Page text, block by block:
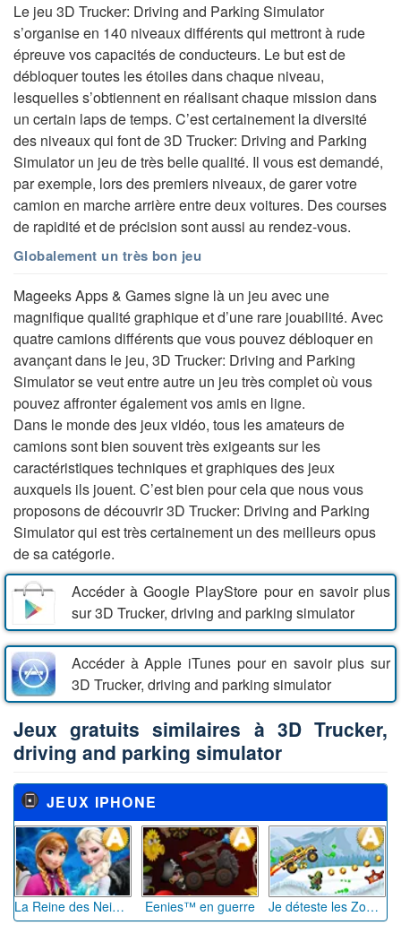
Le jeu 3D Trucker: Driving and Parking Simulator
s’organise en 140 niveaux différents qui mettront à rude
épreuve vos capacités de conducteurs. Le but est de
débloquer toutes les étoiles dans chaque niveau,
lesquelles s’obtiennent en réalisant chaque mission dans
un certain laps de temps. C’est certainement la diversité
des niveaux qui font de 3D Trucker: Driving and Parking
Simulator un jeu de très belle qualité. Il vous est demandé,
par exemple, lors des premiers niveaux, de garer votre
camion en marche arrière entre deux voitures. Des courses
de rapidité et de précision sont aussi au rendez-vous.
Globalement un très bon jeu
Mageeks Apps & Games signe là un jeu avec une
magnifique qualité graphique et d’une rare jouabilité. Avec
quatre camions différents que vous pouvez débloquer en
avançant dans le jeu, 3D Trucker: Driving and Parking
Simulator se veut entre autre un jeu très complet où vous
pouvez affronter également vos amis en ligne.
Dans le monde des jeux vidéo, tous les amateurs de
camions sont bien souvent très exigeants sur les
caractéristiques techniques et graphiques des jeux
auxquels ils jouent. C’est bien pour cela que nous vous
proposons de découvrir 3D Trucker: Driving and Parking
Simulator qui est très certainement un des meilleurs opus
de sa catégorie.
Accéder à Google PlayStore pour en savoir plus
sur 3D Trucker, driving and parking simulator
Accéder à Apple iTunes pour en savoir plus sur
3D Trucker, driving and parking simulator
Jeux gratuits similaires à 3D Trucker,
driving and parking simulator
JEUX IPHONE
La Reine des Neiges Eenies™ en guerre Je déteste les Zombies ™